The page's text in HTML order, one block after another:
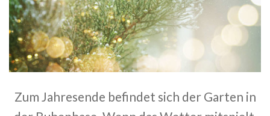
Zum Jahresende befindet sich der Garten in